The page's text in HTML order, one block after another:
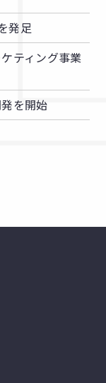
発足
ティング事業
を開始